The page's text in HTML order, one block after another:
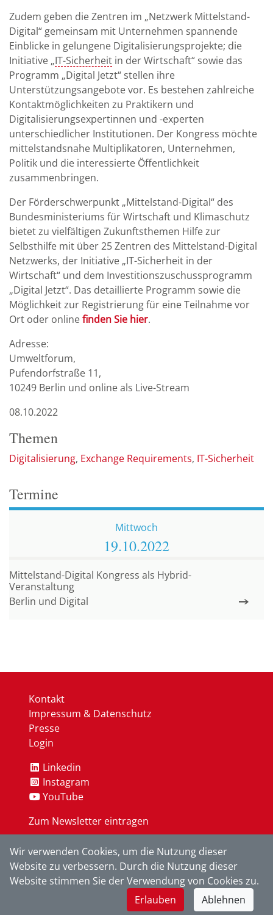
Zudem geben die Zentren im „Netzwerk Mittelstand-
Digital“ gemeinsam mit Unternehmen spannende
Einblicke in gelungene Digitalisierungsprojekte; die
Initiative „IT-Sicherheit in der Wirtschaft“ sowie das
Programm „Digital Jetzt“ stellen ihre
Unterstützungsangebote vor. Es bestehen zahlreiche
Kontaktmöglichkeiten zu Praktikern und
Digitalisierungsexpertinnen und -experten
unterschiedlicher Institutionen. Der Kongress möchte
mittelstandsnahe Multiplikatoren, Unternehmen,
Politik und die interessierte Öffentlichkeit
zusammenbringen.
Der Förderschwerpunkt „Mittelstand-Digital“ des
Bundesministeriums für Wirtschaft und Klimaschutz
bietet zu vielfältigen Zukunftsthemen Hilfe zur
Selbsthilfe mit über 25 Zentren des Mittelstand-Digital
Netzwerks, der Initiative „IT-Sicherheit in der
Wirtschaft“ und dem Investitionszuschussprogramm
„Digital Jetzt“. Das detaillierte Programm sowie die
Möglichkeit zur Registrierung für eine Teilnahme vor
Ort oder onlinefinden Sie hier.
Adresse:
Umweltforum,
Pufendorfstraße 11,
10249 Berlin und online als Live-Stream
08.10.2022
Themen
Digitalisierung Exchange Requirements IT-Sicherheit
Termine
Mittwoch
19.10.2022
Berlin und Digital
Mittelstand-Digital Kongress als Hybrid-
Veranstaltung
Kontakt
Impressum & Datenschutz
Presse
Login
Linkedin
Instagram
YouTube
Zum Newsletter eintragen
OK
Wir verwenden Cookies, um die Nutzung dieser
Website zu verbessern. Durch die Nutzung dieser
Website stimmen Sie der Verwendung von Cookies zu.
Erlauben
Ablehnen